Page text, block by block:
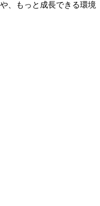
、もっと成長できる環境